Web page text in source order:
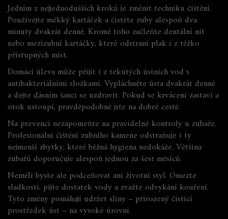
Jedním z nejjednodušších kroků je změnit techniku čištění.
Používejte měkký kartáček a čistěte zuby alespoň dva
minuty dvakrát denně. Kromě toho začleňte dentální nit
nebo mezizubní kartáčky, které odstraní plak i z těžko
přístupných míst.
Domácí úleva může přijít i z tekutých ústních vod s
antibakteriálními složkami. Vypláchněte ústa dvakrát denně
a dejte dásním šanci se uzdravit. Pokud se krvácení zastaví a
otok ustoupí, pravděpodobně jste na dobré cestě.
Na prevenci nezapomeňte na pravidelné kontroly u zubaře.
Profesionální čištění zubního kamene odstraňuje i ty
nejmenší zbytky, které běžná hygiena nedokáže. Většina
zubařů doporučuje alespoň jednou za šest měsíců.
Neměli byste ale podceňovat ani životní styl. Omezte
sladkosti, pijte dostatek vody a zvažte odvykání kouření.
Tyto změny pomáhají udržet sliny – přirozený čistící
prostředek úst – na vysoké úrovni.